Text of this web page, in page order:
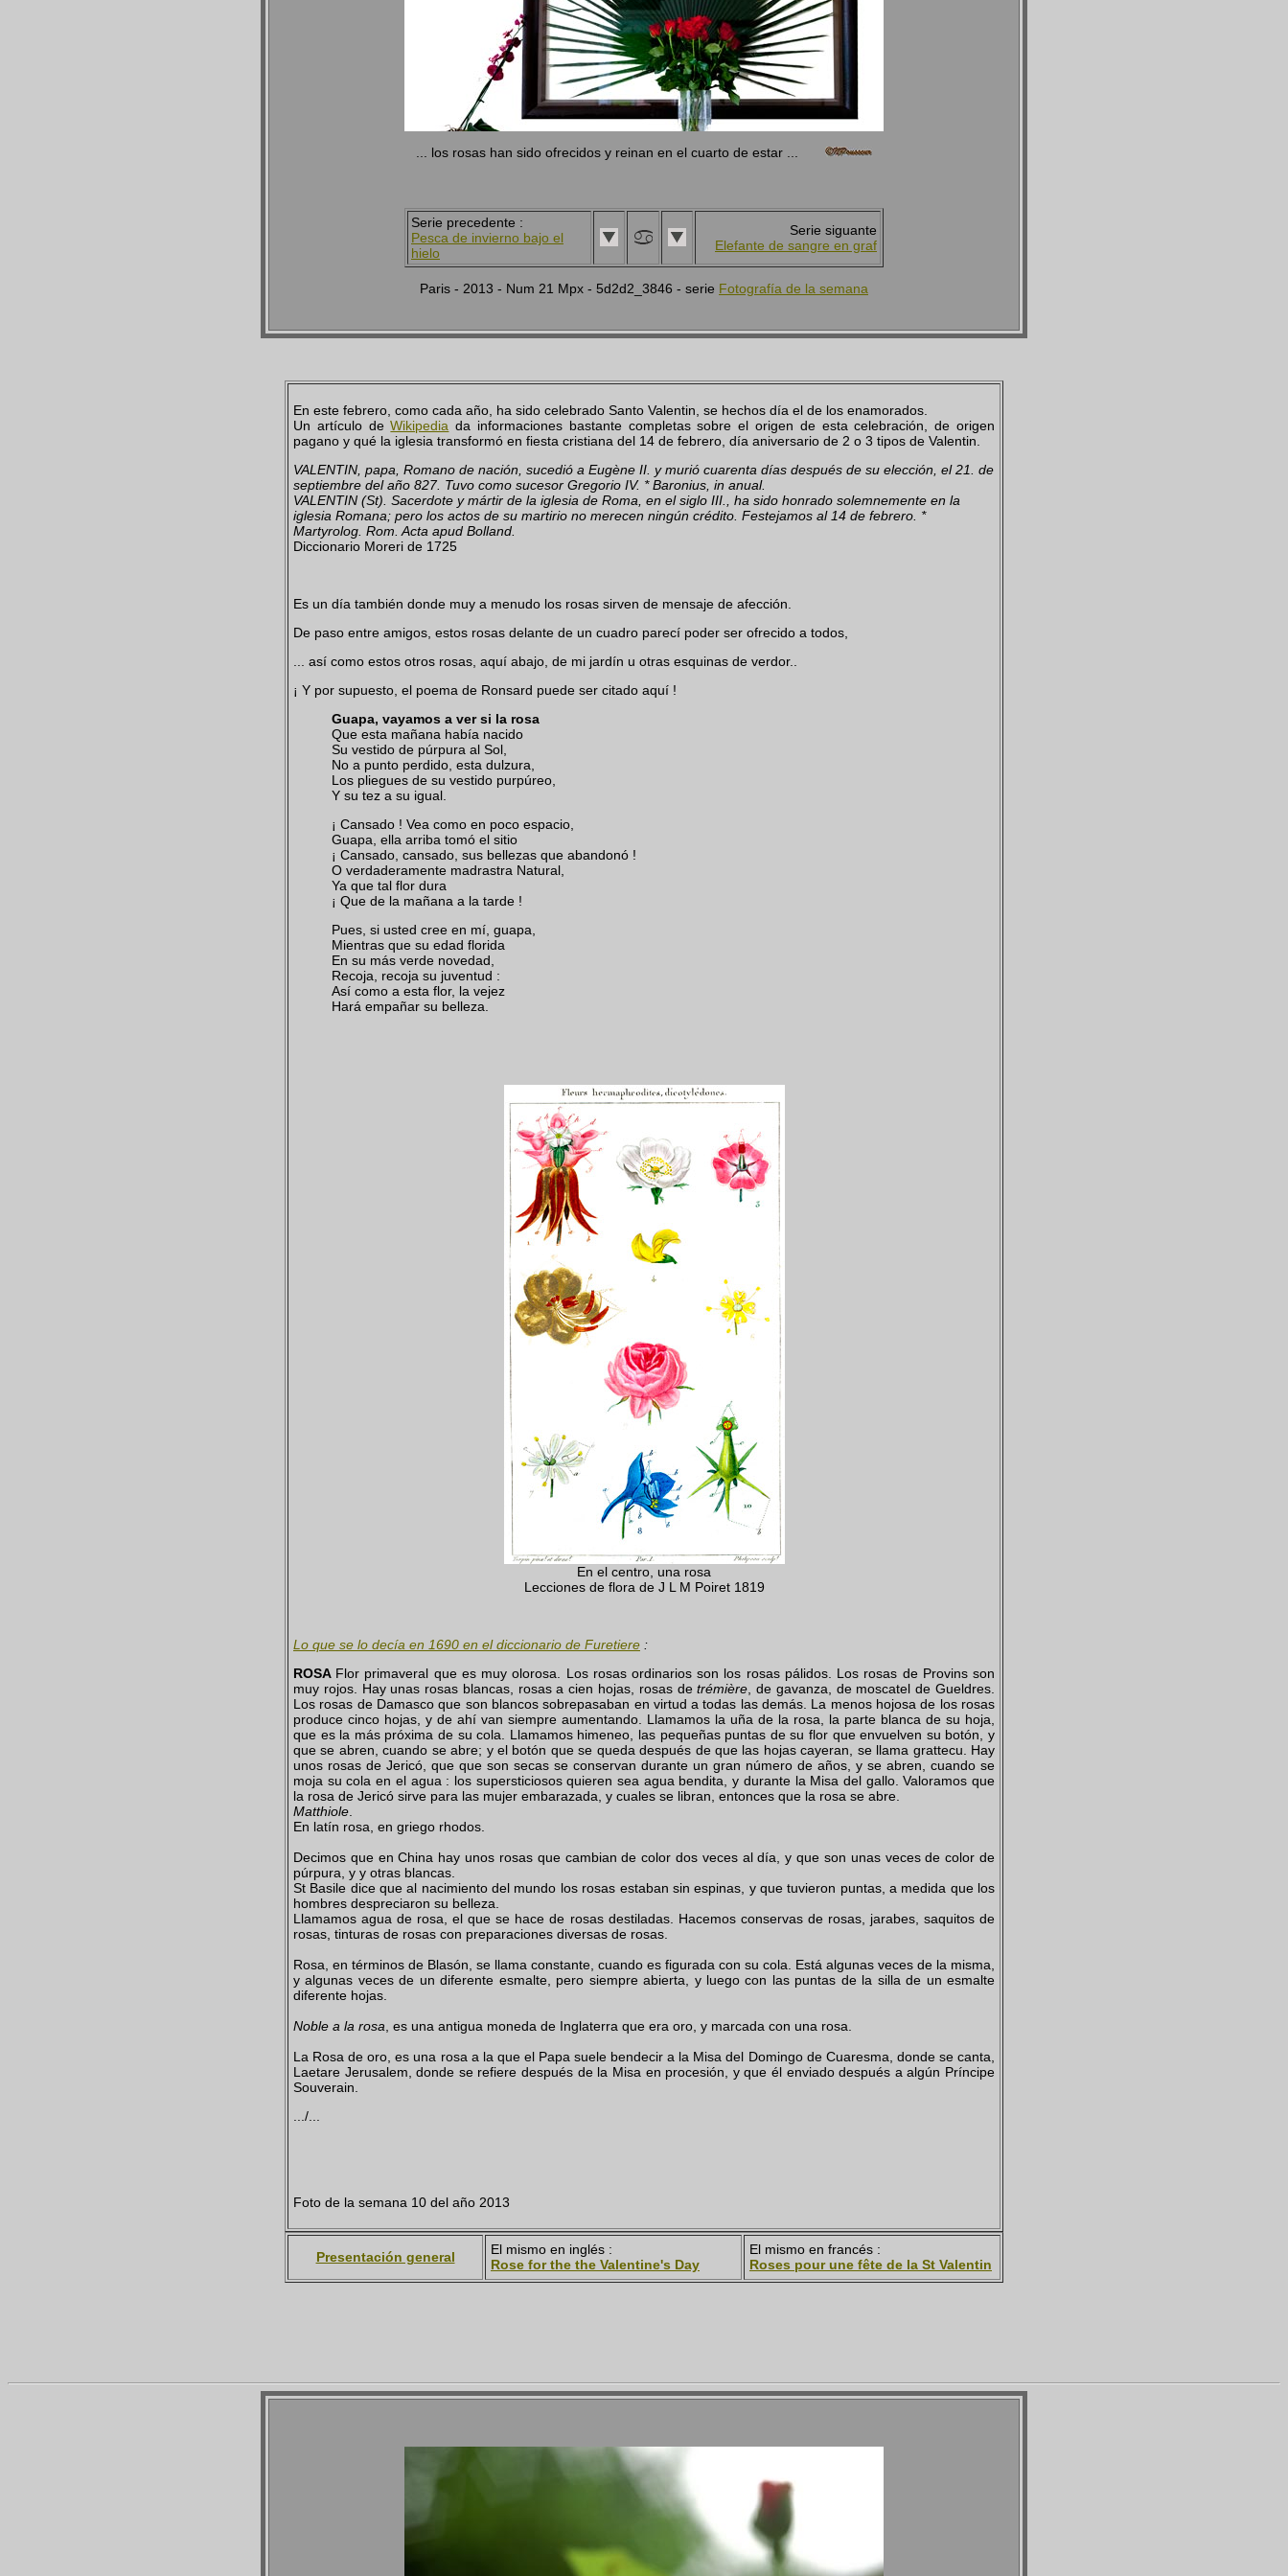
... los rosas han sido ofrecidos y reinan en el cuarto de estar ...
Serie precedente :
Pesca de invierno bajo el
hielo
Serie siguante
Elefante de sangre en graf
Paris - 2013 - Num 21 Mpx - 5d2d2_3846 - serie Fotografía de la semana
En este febrero, como cada año, ha sido celebrado Santo Valentin, se hechos día el de los enamorados.
Un artículo deWikipedia da informaciones bastante completas sobre el origen de esta celebración, de origen
pagano y qué la iglesia transformó en fiesta cristiana del 14 de febrero, día aniversario de 2 o 3 tipos de Valentin.
VALENTIN, papa, Romano de nación, sucedió a Eugène II. y murió cuarenta días después de su elección, el 21. de
septiembre del año 827. Tuvo como sucesor Gregorio IV. * Baronius, in anual.
VALENTIN (St). Sacerdote y mártir de la iglesia de Roma, en el siglo III., ha sido honrado solemnemente en la
iglesia Romana; pero los actos de su martirio no merecen ningún crédito. Festejamos al 14 de febrero. *
Martyrolog. Rom. Acta apud Bolland.
Diccionario Moreri de 1725
Es un día también donde muy a menudo los rosas sirven de mensaje de afección.
De paso entre amigos, estos rosas delante de un cuadro parecí poder ser ofrecido a todos,
... así como estos otros rosas, aquí abajo, de mi jardín u otras esquinas de verdor..
¡ Y por supuesto, el poema de Ronsard puede ser citado aquí !
Guapa, vayamos a ver si la rosa
Que esta mañana había nacido
Su vestido de púrpura al Sol,
No a punto perdido, esta dulzura,
Los pliegues de su vestido purpúreo,
Y su tez a su igual.
¡ Cansado ! Vea como en poco espacio,
Guapa, ella arriba tomó el sitio
¡ Cansado, cansado, sus bellezas que abandonó !
O verdaderamente madrastra Natural,
Ya que tal flor dura
¡ Que de la mañana a la tarde !
Pues, si usted cree en mí, guapa,
Mientras que su edad florida
En su más verde novedad,
Recoja, recoja su juventud :
Así como a esta flor, la vejez
Hará empañar su belleza.
En el centro, una rosa
Lecciones de flora de J L M Poiret 1819
Lo que se lo decía en 1690 en el diccionario de Furetiere :
ROSA Flor primaveral que es muy olorosa. Los rosas ordinarios son los rosas pálidos. Los rosas de Provins son
muy rojos. Hay unas rosas blancas, rosas a cien hojas, rosas detrémière , de gavanza, de moscatel de Gueldres.
Los rosas de Damasco que son blancos sobrepasaban en virtud a todas las demás. La menos hojosa de los rosas
produce cinco hojas, y de ahí van siempre aumentando. Llamamos la uña de la rosa, la parte blanca de su hoja,
que es la más próxima de su cola. Llamamos himeneo, las pequeñas puntas de su flor que envuelven su botón, y
que se abren, cuando se abre; y el botón que se queda después de que las hojas cayeran, se llama grattecu. Hay
unos rosas de Jericó, que que son secas se conservan durante un gran número de años, y se abren, cuando se
moja su cola en el agua : los supersticiosos quieren sea agua bendita, y durante la Misa del gallo. Valoramos que
la rosa de Jericó sirve para las mujer embarazada, y cuales se libran, entonces que la rosa se abre.
Matthiole
En latín rosa, en griego rhodos.
Decimos que en China hay unos rosas que cambian de color dos veces al día, y que son unas veces de color de
púrpura, y y otras blancas.
St Basile dice que al nacimiento del mundo los rosas estaban sin espinas, y que tuvieron puntas, a medida que los
hombres despreciaron su belleza.
Llamamos agua de rosa, el que se hace de rosas destiladas. Hacemos conservas de rosas, jarabes, saquitos de
rosas, tinturas de rosas con preparaciones diversas de rosas.
Rosa, en términos de Blasón, se llama constante, cuando es figurada con su cola. Está algunas veces de la misma,
y algunas veces de un diferente esmalte, pero siempre abierta, y luego con las puntas de la silla de un esmalte
diferente hojas.
Noble a la rosa , es una antigua moneda de Inglaterra que era oro, y marcada con una rosa.
La Rosa de oro, es una rosa a la que el Papa suele bendecir a la Misa del Domingo de Cuaresma, donde se canta,
Laetare Jerusalem, donde se refiere después de la Misa en procesión, y que él enviado después a algún Príncipe
Souverain.
.../...
Foto de la semana 10 del año 2013
Presentación general
El mismo en inglés :
Rose for the the Valentine's Day
El mismo en francés :
Roses pour une fête de la St Valentin